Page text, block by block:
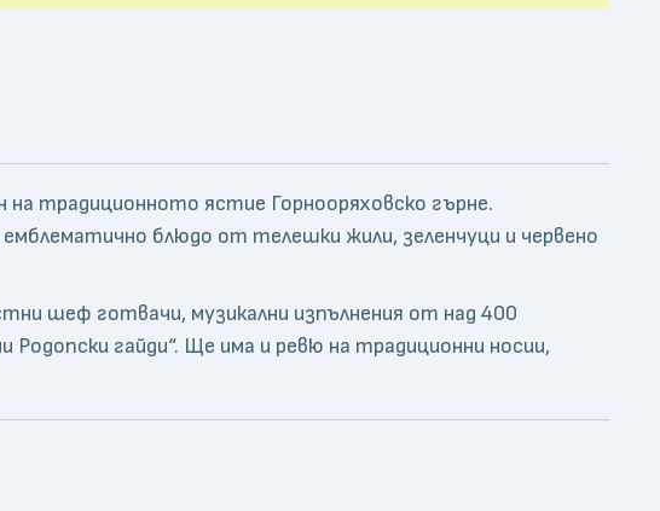
традиционното ястие Горнооряховско гърне.
блюдо от телешки жили, зеленчуци и червено
шеф готвачи, музикални изпълнения от над 400
гайди“. Ще има и ревю на традиционни носии,